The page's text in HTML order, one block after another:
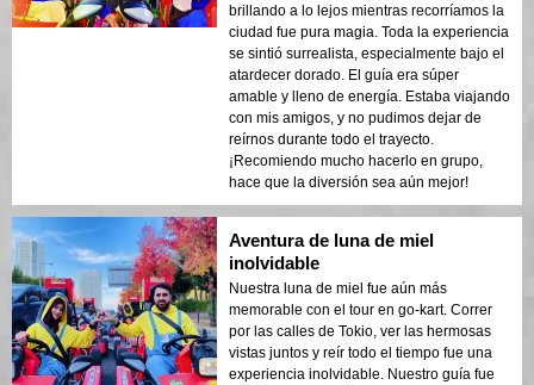
brillando a lo lejos mientras recorríamos la
ciudad fue pura magia. Toda la experiencia
se sintió surrealista, especialmente bajo el
atardecer dorado. El guía era súper
amable y lleno de energía. Estaba viajando
con mis amigos, y no pudimos dejar de
reírnos durante todo el trayecto.
¡Recomiendo mucho hacerlo en grupo,
hace que la diversión sea aún mejor!
Aventura de luna de miel
inolvidable
Nuestra luna de miel fue aún más
memorable con el tour en go-kart. Correr
por las calles de Tokio, ver las hermosas
vistas juntos y reír todo el tiempo fue una
experiencia inolvidable. Nuestro guía fue